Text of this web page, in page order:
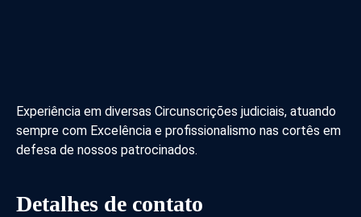
Experiência em diversas Circunscrições judiciais, atuando
sempre com Excelência e profissionalismo nas cortês em
defesa de nossos patrocinados.
Detalhes de contato